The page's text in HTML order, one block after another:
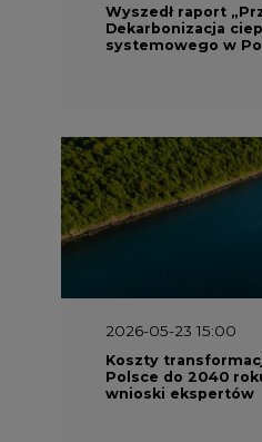
Wyszedł raport
Dekarbonizacja
systemowego w
2026-05-23 15:00
Koszty
Polsce do 2040
wnioski ekspertów